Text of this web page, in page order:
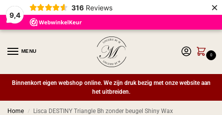
9,4
316 Reviews ×
MENU
0
Binnenkort eigen webshop online. We zijn druk bezig met onze website aan
het uitbreiden.
Home / Lisca DESTINY Triangle Bh zonder beugel Shiny Wax